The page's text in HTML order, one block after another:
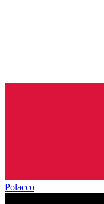
Polacco